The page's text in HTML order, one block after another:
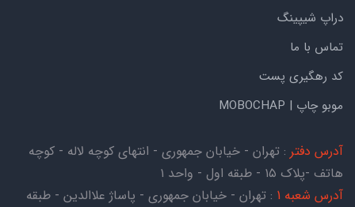
دراپ شیپینگ
تماس با ما
کد رهگیری پست
موبو چاپ | MOBOCHAP
آدرس دفتر : تهران - خیابان جمهوری - انتهای کوچه لاله - کوچه
هاتف -پلاک ۱۵ - طبقه اول - واحد ۱
آدرس شعبه 1
: تهران - خیابان جمهوری - پاساژ علاالدین - طبقه